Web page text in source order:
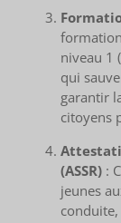
niveau 1
qui
garantir
citoyens
(ASSR) :
jeunes